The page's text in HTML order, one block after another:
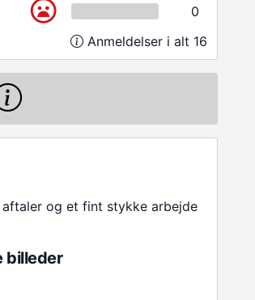
0
Anmeldelser i alt 16
og et fint stykke arbejde
billeder